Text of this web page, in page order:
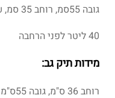
גובה 55סמ, רוחב 35 סמ, עומק 22 סמ
40 ליטר לפני הרחבה
מידות תיק גב:
רוחב 36 ס"מ, גובה 55ס"מ , עומק 20 ס"מ